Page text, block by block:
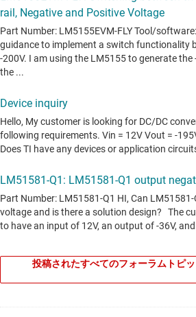
投稿されたすべてのフォーラムトピ